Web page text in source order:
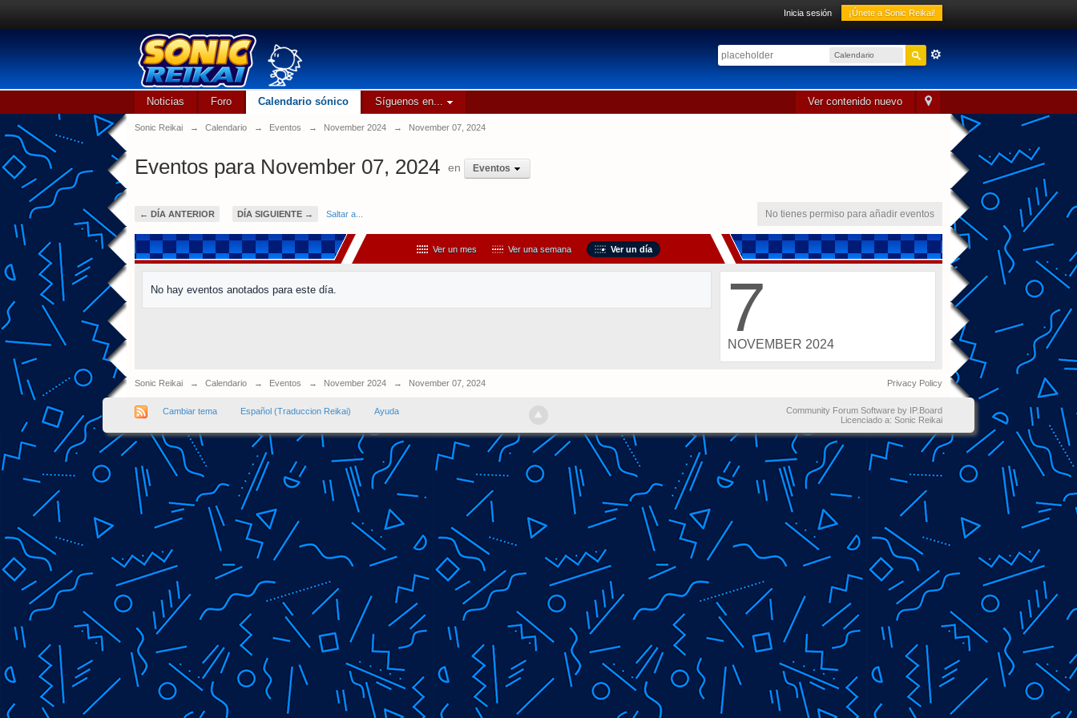
Inicia sesión ¡Únete a Sonic Reikai!
Calendario
sónico
Ver contenido nuevo
Noticias Foro Calendario sónico Síguenos en...
Sonic Reikai → Calendario → Eventos → November 2024 → November 07, 2024
Eventos para November 07, 2024 en Eventos
← DÍA ANTERIOR DÍA SIGUIENTE → Saltar a... No tienes permiso para añadir eventos
Ver un mes Ver una semana Ver un día
No hay eventos anotados para este día. 7
NOVEMBER 2024
Sonic Reikai → Calendario → Eventos → November 2024 → November 07, 2024 Privacy Policy
Cambiar tema Español (Traduccion Reikai) Ayuda
Community Forum Software by IP.Board
Licenciado a: Sonic Reikai